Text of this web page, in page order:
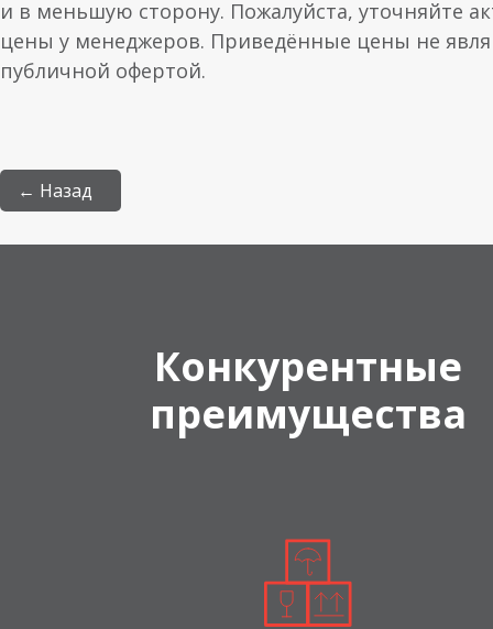
и в меньшую сторону. Пожалуйста, уточняйте
цены у менеджеров. Приведённые цены не
публичной офертой.
← Назад
Конкурентные
преимущества